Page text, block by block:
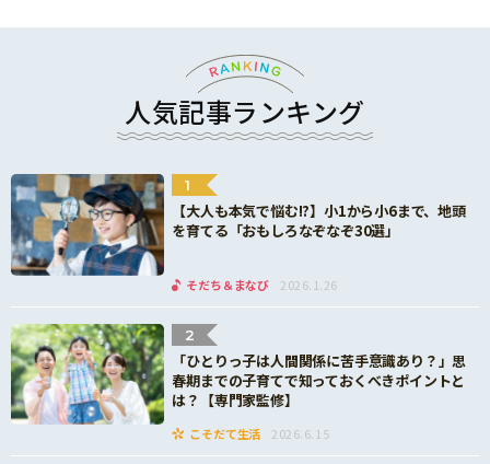
人気記事ランキング
1
【大人も本気で悩む!?】小1から小6まで、地頭
を育てる「おもしろなぞなぞ30選」
そだち＆まなび 2026.1.26
2
「ひとりっ子は人間関係に苦手意識あり？」思
春期までの子育てで知っておくべきポイントと
は？【専門家監修】
こそだて生活 2026.6.15